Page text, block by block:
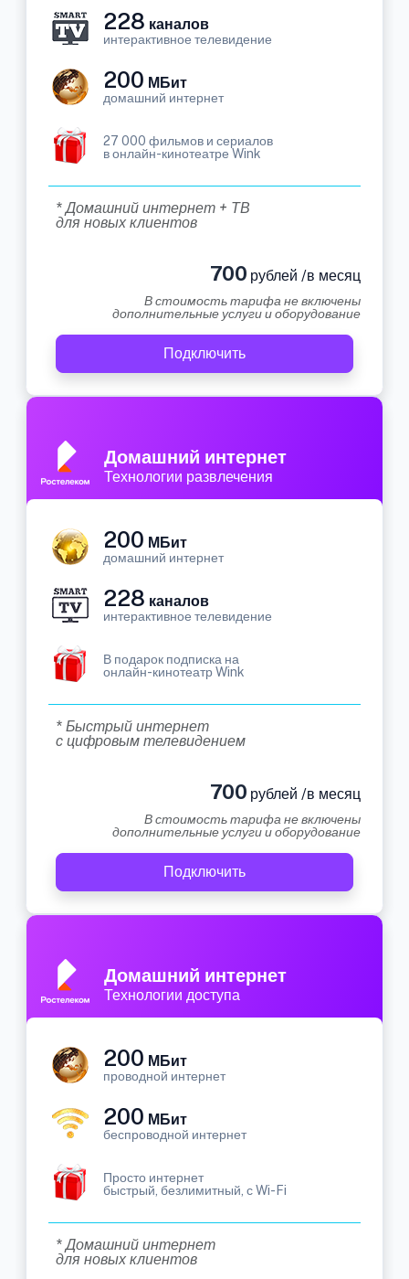
228 каналов
интерактивное телевидение
200 МБит
домашний интернет
27 000 фильмов и сериалов
в онлайн-кинотеатре Wink
* Домашний интернет + ТВ
для новых клиентов
700 рублей /в месяц
В стоимость тарифа не включены
дополнительные услуги и оборудование
Подключить
Домашний интернет
Технологии развлечения
200 МБит
домашний интернет
228 каналов
интерактивное телевидение
В подарок подписка на
онлайн-кинотеатр Wink
* Быстрый интернет
с цифровым телевидением
700 рублей /в месяц
В стоимость тарифа не включены
дополнительные услуги и оборудование
Подключить
Домашний интернет
Технологии доступа
200 МБит
проводной интернет
200 МБит
беспроводной интернет
Просто интернет
быстрый, безлимитный, с Wi-Fi
* Домашний интернет
для новых клиентов